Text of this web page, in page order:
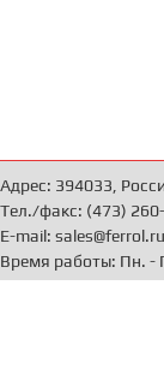
Адрес: 394033,
Тел./факс: (473)
E-mail: sales@ferrol.ru
Время работы: Пн. -